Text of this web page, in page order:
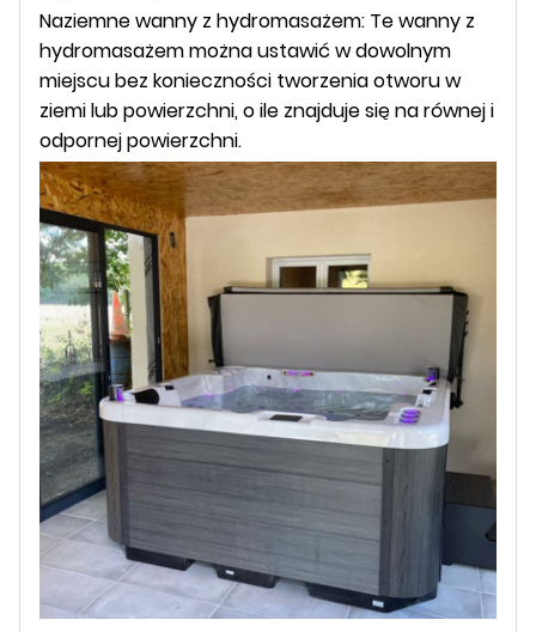
Naziemne wanny z hydromasażem: Te wanny z
hydromasażem można ustawić w dowolnym
miejscu bez konieczności tworzenia otworu w
ziemi lub powierzchni, o ile znajduje się na równej i
odpornej powierzchni.